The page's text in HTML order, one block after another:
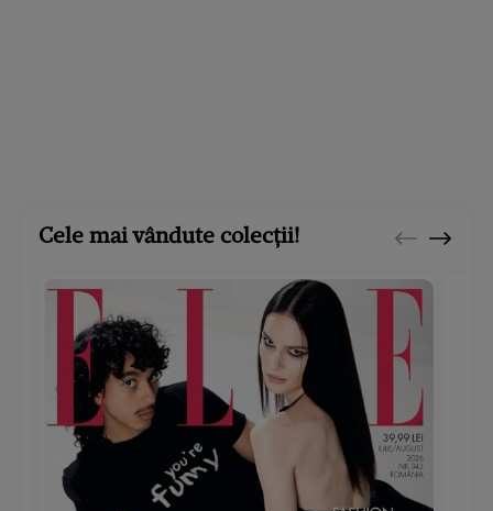
Cele mai vândute colecții!